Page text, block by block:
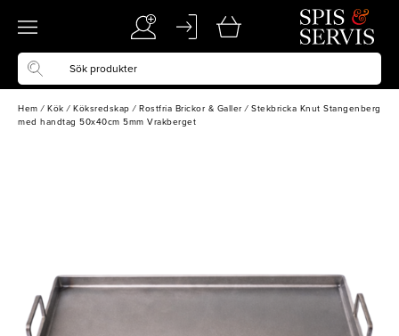
Hem / Kök / Köksredskap / Rostfria Brickor & Galler / Stekbricka Knut Stangenberg
med handtag 50x40cm 5mm Vrakberget